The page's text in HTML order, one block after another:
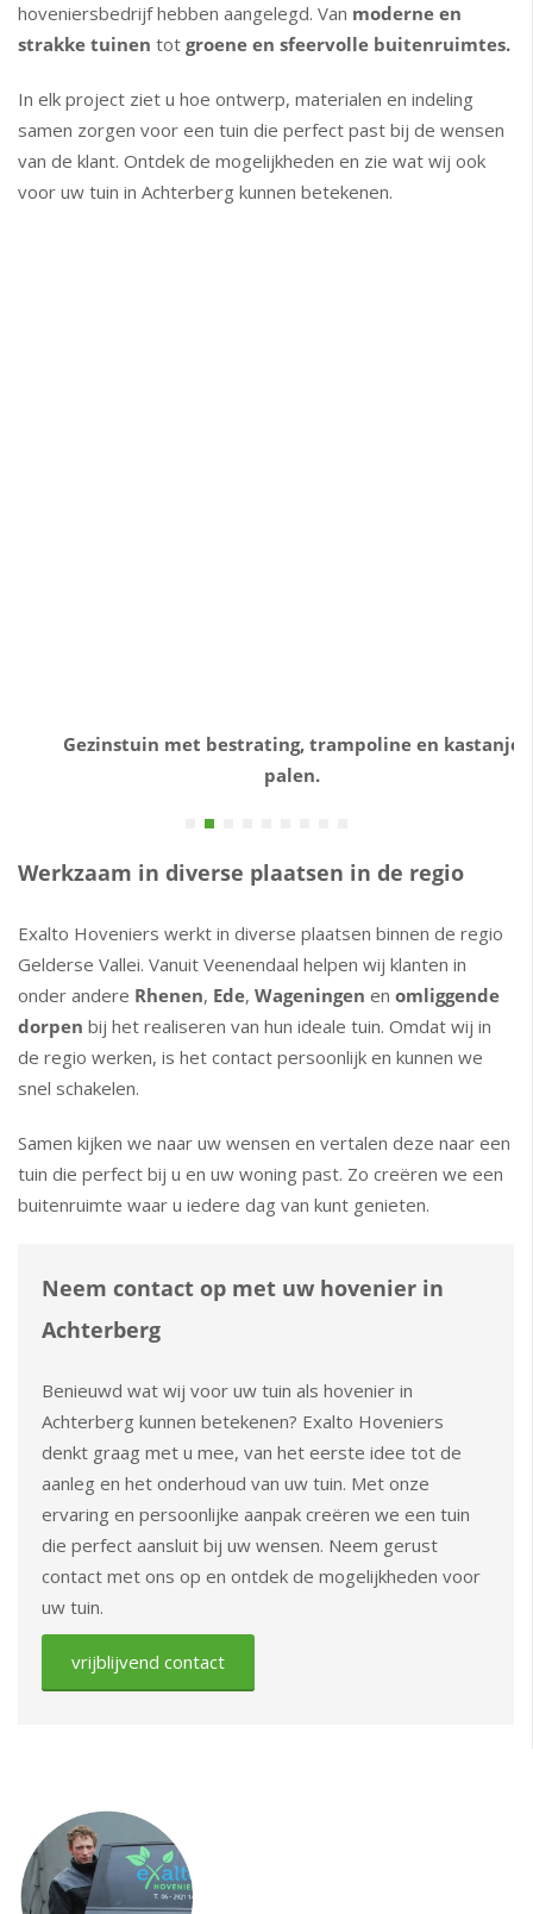
hoveniersbedrijf hebben aangelegd. Van moderne en
strakke tuinen tot groene en sfeervolle buitenruimtes.
In elk project ziet u hoe ontwerp, materialen en indeling
samen zorgen voor een tuin die perfect past bij de wensen
van de klant. Ontdek de mogelijkheden en zie wat wij ook
voor uw tuin in Achterberg kunnen betekenen.
Gezinstuin met bestrating, trampoline en kastanje
palen.
Werkzaam in diverse plaatsen in de regio
Exalto Hoveniers werkt in diverse plaatsen binnen de regio
Gelderse Vallei. Vanuit Veenendaal helpen wij klanten in
onder andere Rhenen, Ede, Wageningen en omliggende
dorpen bij het realiseren van hun ideale tuin. Omdat wij in
de regio werken, is het contact persoonlijk en kunnen we
snel schakelen.
Samen kijken we naar uw wensen en vertalen deze naar een
tuin die perfect bij u en uw woning past. Zo creëren we een
buitenruimte waar u iedere dag van kunt genieten.
Neem contact op met uw hovenier in
Achterberg
Benieuwd wat wij voor uw tuin als hovenier in
Achterberg kunnen betekenen? Exalto Hoveniers
denkt graag met u mee, van het eerste idee tot de
aanleg en het onderhoud van uw tuin. Met onze
ervaring en persoonlijke aanpak creëren we een tuin
die perfect aansluit bij uw wensen. Neem gerust
contact met ons op en ontdek de mogelijkheden voor
uw tuin.
vrijblijvend contact